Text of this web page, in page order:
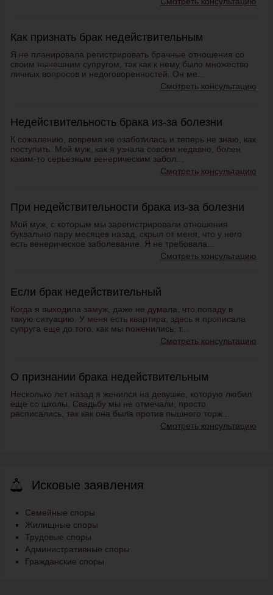
Как признать брак недействительным
Я не планировала регистрировать брачные отношения со
своим нынешним супругом, так как к нему было множество
личных вопросов и недоговоренностей. Он ме...
Смотреть консультацию
Недействительность брака из-за болезни
К сожалению, вовремя не озаботилась и теперь не знаю, как
поступить. Мой муж, как я узнала совсем недавно, болен
каким-то серьезным венерическим забол...
Смотреть консультацию
При недействительности брака из-за болезни
Мой муж, с которым мы зарегистрировали отношения
буквально пару месяцев назад, скрыл от меня, что у него
есть венерическое заболевание. Я не требовала...
Смотреть консультацию
Если брак недействительный
Когда я выходила замуж, даже не думала, что попаду в
такую ситуацию. У меня есть квартира, здесь я прописала
супруга еще до того, как мы поженились, т...
Смотреть консультацию
О признании брака недействительным
Несколько лет назад я женился на девушке, которую любил
еще со школы. Свадьбу мы не отмечали, просто
расписались, так как она была против пышного торж...
Смотреть консультацию
Исковые заявления
Семейные споры
Жилищные споры
Трудовые споры
Административные споры
Гражданские споры